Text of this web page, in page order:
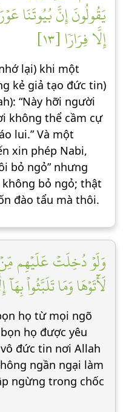
يَقُولُونَ إِنَّ بُيُوتَنَا
إِلَّا فِرَارٗا [١٣]
lại) khi một
kẻ giả tạo đức tin)
“Này hỡi người
không thể cầm cự
lui.” Và một
xin phép Nabi,
bỏ ngỏ” nhưng
bỏ ngỏ; thật
đào tẩu mà thôi.
وَلَوۡ دُخِلَتۡ عَلَيۡهِم مِّنۡ
لَأٓتَوۡهَا وَمَا تَلَبَّثُواْ بِهَآ
họ từ mọi ngõ
họ được yêu
đức tin nơi Allah
ngần ngại làm
ngừng trong chốc